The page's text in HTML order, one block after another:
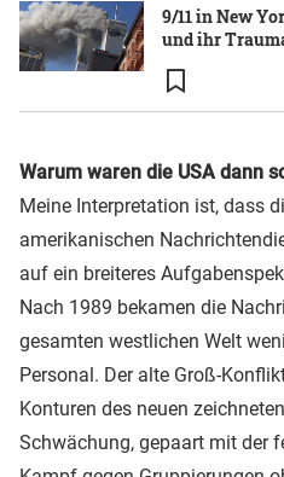
9/11 in New
und ihr
Warum waren die USA dann
Meine Interpretation ist, dass
amerikanischen
auf ein breiteres
Nach 1989 bekamen die
gesamten westlichen Welt
Personal. Der alte Groß-
Konturen des neuen
Schwächung, gepaart mit der